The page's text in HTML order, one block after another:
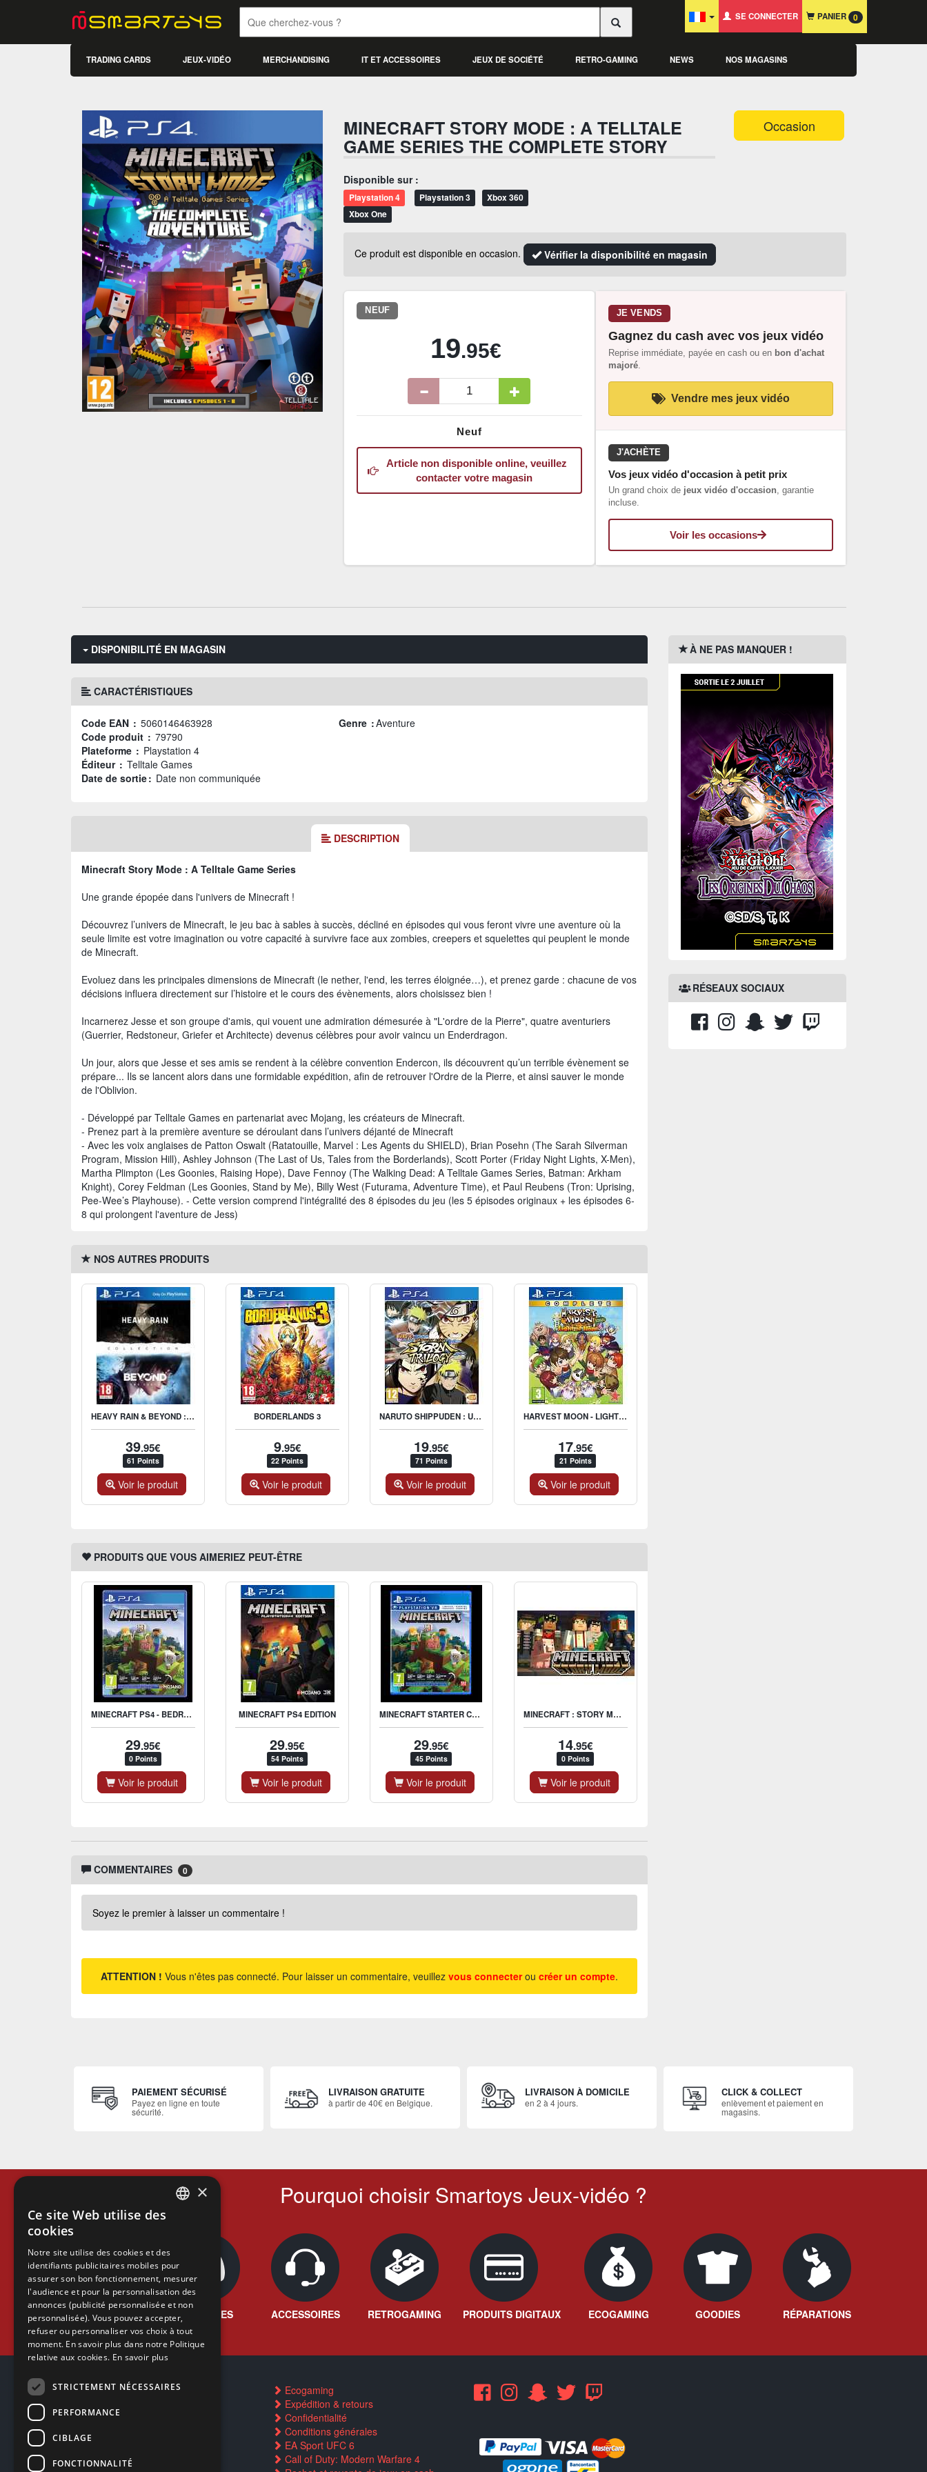
SE CONNECTER PANIER 0
TRADING CARDS JEUX-VIDÉO MERCHANDISING IT ET ACCESSOIRES JEUX DE SOCIÉTÉ RETRO-GAMING NEWS NOS MAGASINS
MINECRAFT STORY MODE : A TELLTALE
GAME SERIES THE COMPLETE STORY
Occasion
Disponible sur :
Playstation 4 Playstation 3
Xbox 360
Xbox One
Ce produit est disponible en occasion. Vérifier la disponibilité en magasin
NEUF
19.95€
Neuf
Article non disponible online, veuillez
contacter votre magasin
JE VENDS
Gagnez du cash avec vos jeux vidéo
Reprise immédiate, payée en cash ou en bon d'achat
majoré.
Vendre mes jeux vidéo
J'ACHÈTE
Vos jeux vidéo d'occasion à petit prix
Un grand choix de jeux vidéo d'occasion, garantie
incluse.
Voir les occasions
DISPONIBILITÉ EN MAGASIN
CARACTÉRISTIQUES
Code EAN : 5060146463928
Code produit : 79790
Plateforme : Playstation 4
Éditeur : Telltale Games
Date de sortie : Date non communiquée
Genre :Aventure
DESCRIPTION
Minecraft Story Mode : A Telltale Game Series
Une grande épopée dans l'univers de Minecraft !
Découvrez l’univers de Minecraft, le jeu bac à sables à succès, décliné en épisodes qui vous feront vivre une aventure où la
seule limite est votre imagination ou votre capacité à survivre face aux zombies, creepers et squelettes qui peuplent le monde
de Minecraft.
Evoluez dans les principales dimensions de Minecraft (le nether, l'end, les terres éloignée…), et prenez garde : chacune de vos
décisions influera directement sur l’histoire et le cours des évènements, alors choisissez bien !
Incarnerez Jesse et son groupe d'amis, qui vouent une admiration démesurée à "L'ordre de la Pierre", quatre aventuriers
(Guerrier, Redstoneur, Griefer et Architecte) devenus célèbres pour avoir vaincu un Enderdragon.
Un jour, alors que Jesse et ses amis se rendent à la célèbre convention Endercon, ils découvrent qu’un terrible évènement se
prépare... Ils se lancent alors dans une formidable expédition, afin de retrouver l'Ordre de la Pierre, et ainsi sauver le monde
de l'Oblivion.
- Développé par Telltale Games en partenariat avec Mojang, les créateurs de Minecraft.
- Prenez part à la première aventure se déroulant dans l’univers déjanté de Minecraft
- Avec les voix anglaises de Patton Oswalt (Ratatouille, Marvel : Les Agents du SHIELD), Brian Posehn (The Sarah Silverman
Program, Mission Hill), Ashley Johnson (The Last of Us, Tales from the Borderlands), Scott Porter (Friday Night Lights, X-Men),
Martha Plimpton (Les Goonies, Raising Hope), Dave Fennoy (The Walking Dead: A Telltale Games Series, Batman: Arkham
Knight), Corey Feldman (Les Goonies, Stand by Me), Billy West (Futurama, Adventure Time), et Paul Reubens (Tron: Uprising,
Pee-Wee’s Playhouse). - Cette version comprend l'intégralité des 8 épisodes du jeu (les 5 épisodes originaux + les épisodes 6-
8 qui prolongent l'aventure de Jess)
NOS AUTRES PRODUITS
HEAVY RAIN & BEYOND : TWO SOULS COLLECTION
39.95€
61 Points
Voir le produit
BORDERLANDS 3
9.95€
22 Points
Voir le produit
NARUTO SHIPPUDEN : ULTIMATE NINJA STORM TRILOGY
19.95€
71 Points
Voir le produit
HARVEST MOON - LIGHT OF HOPE COMPLETE - SPECIAL EDITION
17.95€
21 Points
Voir le produit
PRODUITS QUE VOUS AIMERIEZ PEUT-ÊTRE
MINECRAFT PS4 - BEDROCK EDITION
29.95€
0 Points
Voir le produit
MINECRAFT PS4 EDITION
29.95€
54 Points
Voir le produit
MINECRAFT STARTER COLLECTION PS4
29.95€
45 Points
Voir le produit
MINECRAFT : STORY MODE
14.95€
0 Points
Voir le produit
COMMENTAIRES 0
Soyez le premier à laisser un commentaire !
ATTENTION ! Vous n'êtes pas connecté. Pour laisser un commentaire, veuillez vous connecterou créer un compte.
À NE PAS MANQUER !
RÉSEAUX SOCIAUX
PAIEMENT SÉCURISÉ
Payez en ligne en toute
sécurité.
LIVRAISON GRATUITE
à partir de 40€ en Belgique.
LIVRAISON À DOMICILE
en 2 à 4 jours.
CLICK & COLLECT
enlèvement et paiement en
magasins.
Pourquoi choisir Smartoys Jeux-vidéo ?
JEUX VIDÉO CONSOLES ACCESSOIRES RETROGAMING PRODUITS DIGITAUX ECOGAMING GOODIES RÉPARATIONS
Contactez-nous
Trouver un magasin
Rachat cartes Pokémon
Réservation par SMS
Restauration CD griffés
Ecogaming
Expédition & retours
Confidentialité
Conditions générales
EA Sport UFC 6
Call of Duty: Modern Warfare 4
ENGLISH
×
Ce site Web utilise des
cookies
Notre site utilise des cookies et des
identifiants publicitaires mobiles pour
assurer son bon fonctionnement, mesurer
l'audience et pour la personnalisation des
annonces (publicité personnalisée et non
personnalisée). Vous pouvez accepter,
refuser ou personnaliser vos choix à tout
moment. En savoir plus dans notre Politique
relative aux cookies. En savoir plus
STRICTEMENT NÉCESSAIRES
PERFORMANCE
CIBLAGE
FONCTIONNALITÉ